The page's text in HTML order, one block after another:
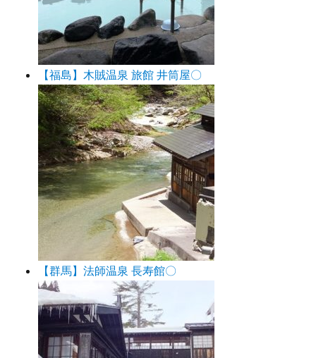
【福島】木賊温泉 旅館 井筒屋〇
【群馬】法師温泉 長寿館〇